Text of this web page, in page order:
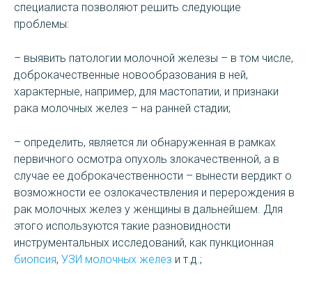
специалиста позволяют решить следующие
проблемы:
– выявить патологии молочной железы – в том числе,
доброкачественные новообразования в ней,
характерные, например, для мастопатии, и признаки
рака молочных желез – на ранней стадии;
– определить, является ли обнаруженная в рамках
первичного осмотра опухоль злокачественной, а в
случае ее доброкачественности – вынести вердикт о
возможности ее озлокачествления и перерождения в
рак молочных желез у женщины в дальнейшем. Для
этого используются такие разновидности
инструментальных исследований, как пункционная
биопсия, УЗИ молочных желез и т.д.;